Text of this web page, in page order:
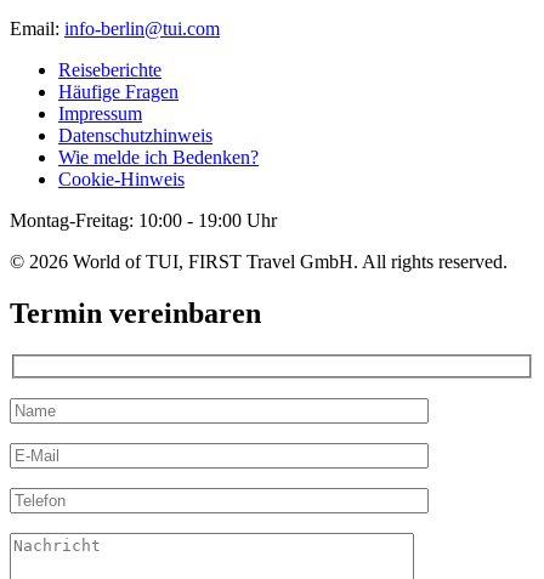
Email: info-berlin@tui.com
Reiseberichte
Häufige Fragen
Impressum
Datenschutzhinweis
Wie melde ich Bedenken?
Cookie-Hinweis
Montag-Freitag: 10:00 - 19:00 Uhr
© 2026 World of TUI, FIRST Travel GmbH. All rights reserved.
Termin vereinbaren